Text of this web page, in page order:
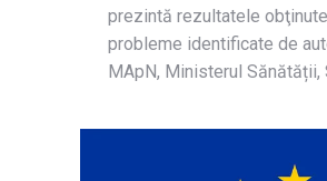
prezintă rezultatele
probleme identificate de
MApN, Ministerul Sănătății,